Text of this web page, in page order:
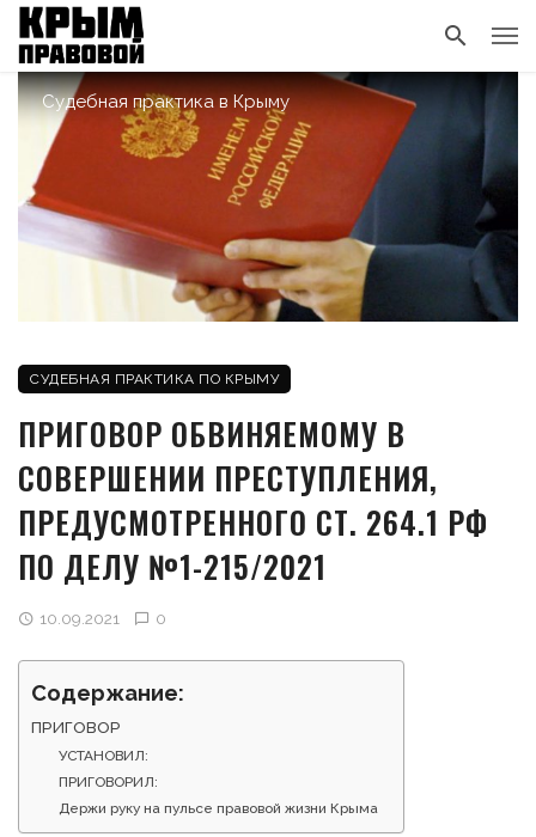
Судебная практика в Крыму
СУДЕБНАЯ ПРАКТИКА ПО КРЫМУ
ПРИГОВОР ОБВИНЯЕМОМУ В
СОВЕРШЕНИИ ПРЕСТУПЛЕНИЯ,
ПРЕДУСМОТРЕННОГО СТ. 264.1 РФ
ПО ДЕЛУ №1-215/2021
10.09.2021 0
Содержание:
ПРИГОВОР
УСТАНОВИЛ:
ПРИГОВОРИЛ:
Держи руку на пульсе правовой жизни Крыма